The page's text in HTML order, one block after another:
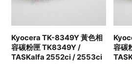
Kyocera TK-8349Y 黃色相
容碳粉匣 TK8349Y /
TASKalfa 2552ci / 2553ci
容碳